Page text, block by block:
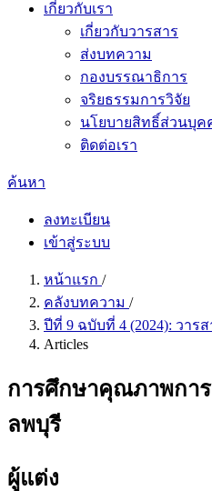
เกี่ยวกับเรา
เกี่ยวกับวารสาร
ส่งบทความ
กองบรรณาธิการ
จริยธรรมการวิจัย
นโยบายสิทธิ์ส่วนบุค
ติดต่อเรา
ค้นหา
ลงทะเบียน
เข้าสู่ระบบ
หน้าแรก /
คลังบทความ /
ปีที่ 9 ฉบับที่ 4 (2024): วา
Articles
การศึกษาคุณภาพการ
ลพบุรี
ผู้แต่ง